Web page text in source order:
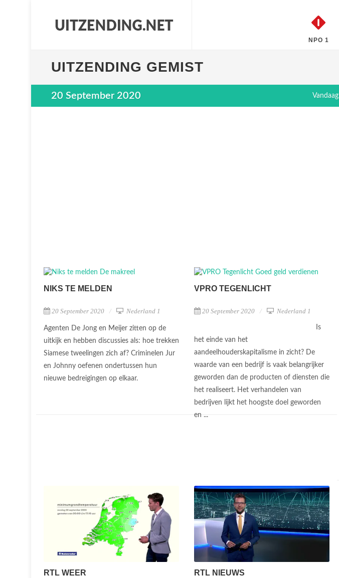
NPO 1
UITZENDING GEMIST
20 September 2020 Vandaag
NIKS TE MELDEN
20 September 2020 Nederland 1
Agenten De Jong en Meijer zitten op de
uitkijk en hebben discussies als: hoe trekken
Siamese tweelingen zich af? Criminelen Jur
en Johnny oefenen ondertussen hun
nieuwe bedreigingen op elkaar.
VPRO TEGENLICHT
20 September 2020 Nederland 1
Is
het einde van het
aandeelhouderskapitalisme in zicht? De
waarde van een bedrijf is vaak belangrijker
geworden dan de producten of diensten die
het realiseert. Het verhandelen van
bedrijven lijkt het hoogste doel geworden
en ...
RTL WEER RTL NIEUWS